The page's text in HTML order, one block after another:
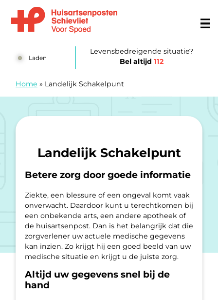
Laden
Levensbedreigende situatie?
Bel altijd112
Home » Landelijk Schakelpunt
Landelijk Schakelpunt
Betere zorg door goede informatie
Ziekte, een blessure of een ongeval komt vaak
onverwacht. Daardoor kunt u terechtkomen bij
een onbekende arts, een andere apotheek of
de huisartsenpost. Dan is het belangrijk dat die
zorgverlener uw actuele medische gegevens
kan inzien. Zo krijgt hij een goed beeld van uw
medische situatie en krijgt u de juiste zorg.
Altijd uw gegevens snel bij de
hand